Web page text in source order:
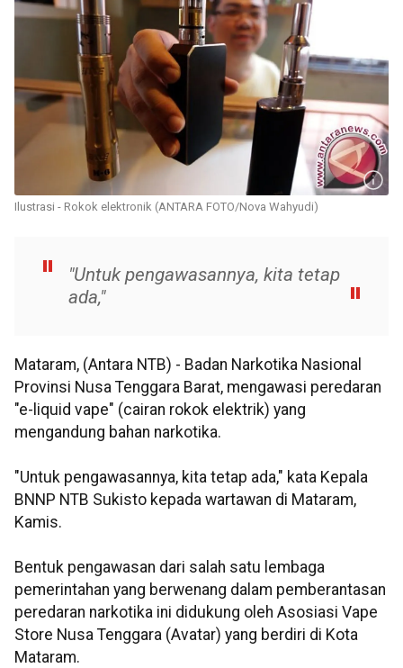
Ilustrasi - Rokok elektronik (ANTARA FOTO/Nova Wahyudi)
"Untuk pengawasannya, kita tetap
ada,"
Mataram, (Antara NTB) - Badan Narkotika Nasional
Provinsi Nusa Tenggara Barat, mengawasi peredaran
"e-liquid vape" (cairan rokok elektrik) yang
mengandung bahan narkotika.
"Untuk pengawasannya, kita tetap ada," kata Kepala
BNNP NTB Sukisto kepada wartawan di Mataram,
Kamis.
Bentuk pengawasan dari salah satu lembaga
pemerintahan yang berwenang dalam pemberantasan
peredaran narkotika ini didukung oleh Asosiasi Vape
Store Nusa Tenggara (Avatar) yang berdiri di Kota
Mataram.